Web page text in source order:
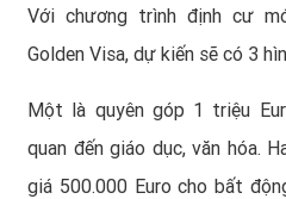
Với chương trình định cư
Golden Visa, dự kiến sẽ có 3
Một là quyên góp 1 triệu
quan đến giáo dục, văn hóa.
giá 500.000 Euro cho bất